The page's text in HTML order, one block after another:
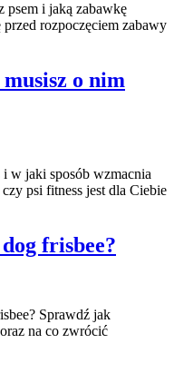
psem i jaką zabawkę
rozpoczęciem zabawy
o nim
w jaki sposób wzmacnia
psi fitness jest dla Ciebie
frisbee?
Sprawdź jak
na co zwrócić